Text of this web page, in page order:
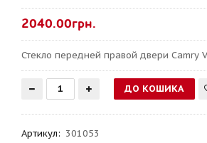
2040.00грн.
Стекло передней правой двери Camry
Артикул: 301053